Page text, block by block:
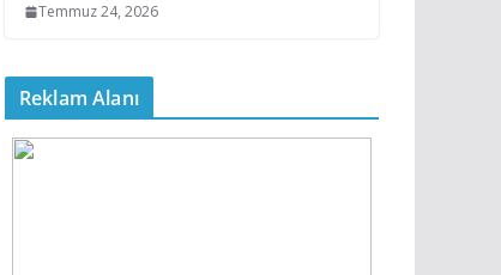
Temmuz 24, 2026
Reklam Alanı